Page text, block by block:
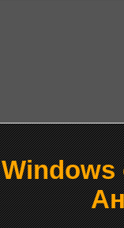
Windows